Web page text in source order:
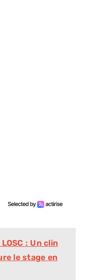
: Un clin
le stage en